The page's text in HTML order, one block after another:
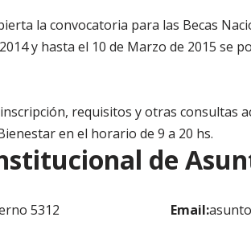
la convocatoria para las Becas
y hasta el 10 de Marzo de 2015 se
requisitos y otras consultas
en el horario de 9 a 20 hs.
de
5312 Email: